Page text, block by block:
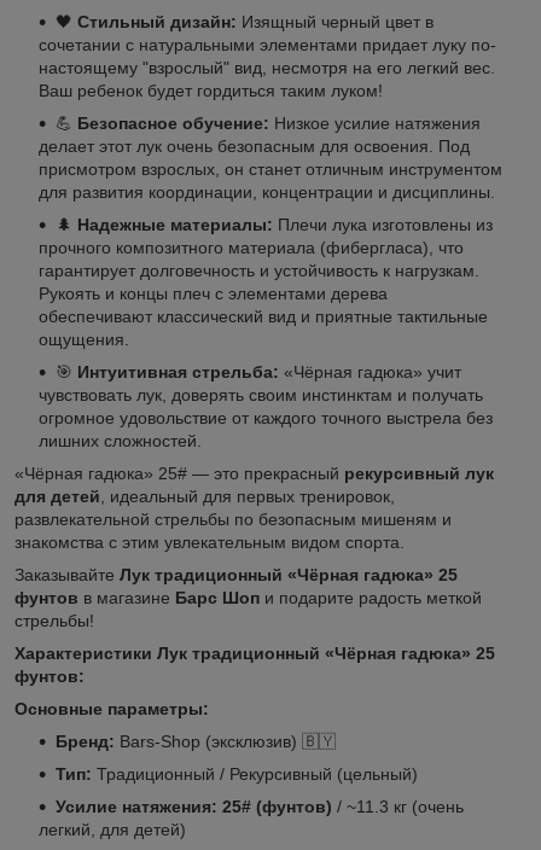
🖤 Стильный дизайн: Изящный черный цвет в
сочетании с натуральными элементами придает луку по-
настоящему "взрослый" вид, несмотря на его легкий вес.
Ваш ребенок будет гордиться таким луком!
💪 Безопасное обучение: Низкое усилие натяжения
делает этот лук очень безопасным для освоения. Под
присмотром взрослых, он станет отличным инструментом
для развития координации, концентрации и дисциплины.
🌲 Надежные материалы: Плечи лука изготовлены из
прочного композитного материала (фибергласа), что
гарантирует долговечность и устойчивость к нагрузкам.
Рукоять и концы плеч с элементами дерева
обеспечивают классический вид и приятные тактильные
ощущения.
🎯 Интуитивная стрельба: «Чёрная гадюка» учит
чувствовать лук, доверять своим инстинктам и получать
огромное удовольствие от каждого точного выстрела без
лишних сложностей.
«Чёрная гадюка» 25# — это прекрасный рекурсивный лук
для детей , идеальный для первых тренировок,
развлекательной стрельбы по безопасным мишеням и
знакомства с этим увлекательным видом спорта.
Заказывайте Лук традиционный «Чёрная гадюка» 25
фунтов в магазине Барс Шоп и подарите радость меткой
стрельбы!
Характеристики Лук традиционный «Чёрная гадюка» 25
фунтов:
Основные параметры:
Бренд: Bars-Shop (эксклюзив) 🇧🇾
Тип: Традиционный / Рекурсивный (цельный)
Усилие натяжения: 25# (фунтов) / ~11.3 кг (очень
легкий, для детей)